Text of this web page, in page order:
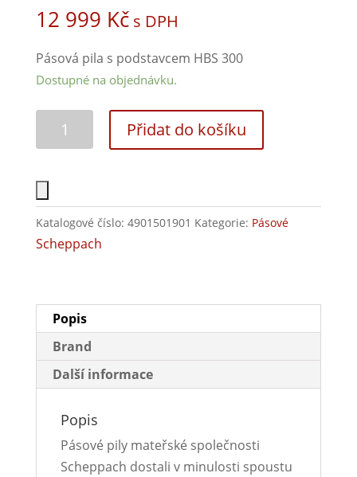
12 999 Kč s DPH
Pásová pila s podstavcem HBS 300
Dostupné na objednávku.
Přidat do košíku
Katalogové číslo: 4901501901 Kategorie: Pásové
Scheppach
Popis
Brand
Další informace
Popis
Pásové pily mateřské společnosti
Scheppach dostali v minulosti spoustu